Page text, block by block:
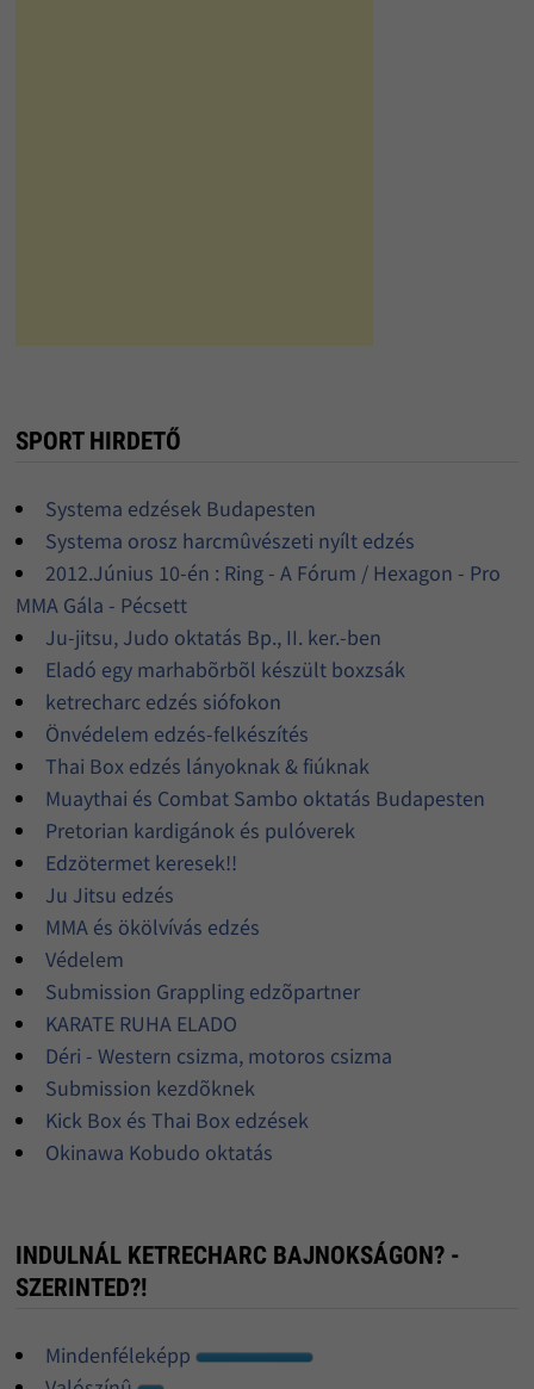
SPORT HIRDETŐ
Systema edzések Budapesten
Systema orosz harcmûvészeti nyílt edzés
2012.Június 10-én : Ring - A Fórum / Hexagon - Pro
MMA Gála - Pécsett
Ju-jitsu, Judo oktatás Bp., II. ker.-ben
Eladó egy marhabõrbõl készült boxzsák
ketrecharc edzés siófokon
Önvédelem edzés-felkészítés
Thai Box edzés lányoknak & fiúknak
Muaythai és Combat Sambo oktatás Budapesten
Pretorian kardigánok és pulóverek
Edzötermet keresek!!
Ju Jitsu edzés
MMA és ökölvívás edzés
Védelem
Submission Grappling edzõpartner
KARATE RUHA ELADO
Déri - Western csizma, motoros csizma
Submission kezdõknek
Kick Box és Thai Box edzések
Okinawa Kobudo oktatás
INDULNÁL KETRECHARC BAJNOKSÁGON? -
SZERINTED?!
Mindenféleképp